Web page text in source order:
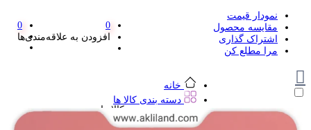
نمودار قیمت
مقایسه محصول
اشتراک گذاری
مرا مطلع کن
0
افزودن به علاقه‌مندی‌ها
0
خانه
دسته بندی کالا ها
دسته بندی کالا ها
لوازم تحریر و هنر